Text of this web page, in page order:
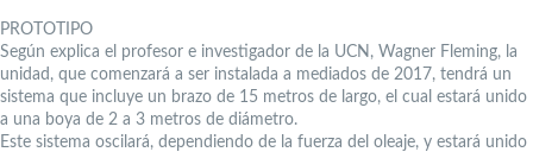
PROTOTIPO
Según explica el profesor e investigador de la UCN, Wagner Fleming, la
unidad, que comenzará a ser instalada a mediados de 2017, tendrá un
sistema que incluye un brazo de 15 metros de largo, el cual estará unido
a una boya de 2 a 3 metros de diámetro.
Este sistema oscilará, dependiendo de la fuerza del oleaje, y estará unido